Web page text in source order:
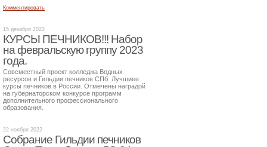
Комментировать
15 декабря 2022
КУРСЫ ПЕЧНИКОВ!!! Набор
на февральскую группу 2023
года.
Совсместный проект колледжа Водных
ресурсов и Гильдии печников СПб. Лучшиее
курсы печников в России. Отмечены наградой
на губернаторском конкурсе программ
дополнительного профессионального
образования.
22 ноября 2022
Собрание Гильдии печников